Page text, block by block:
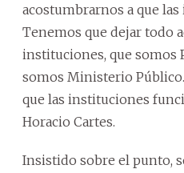
acostumbrarnos a que
Tenemos que dejar todo
instituciones, que somos
somos Ministerio
que las instituciones
Horacio Cartes.
Insistido sobre el punto,